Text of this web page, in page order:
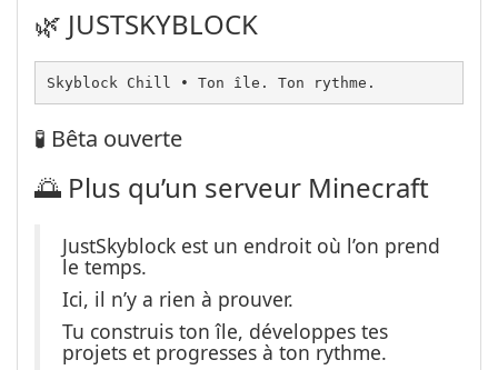
🌿 JUSTSKYBLOCK
Skyblock Chill • Ton île. Ton rythme.
🧪 Bêta ouverte
🌅 Plus qu’un serveur Minecraft
JustSkyblock est un endroit où l’on prend
le temps.
Ici, il n’y a rien à prouver.
Tu construis ton île, développes tes
projets et progresses à ton rythme.